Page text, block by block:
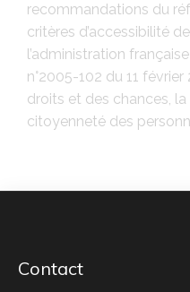
recommandations du
critères d’accessibilité
l’administration
n°2005-102 du 11
droits et des chances,
citoyenneté des
Contact